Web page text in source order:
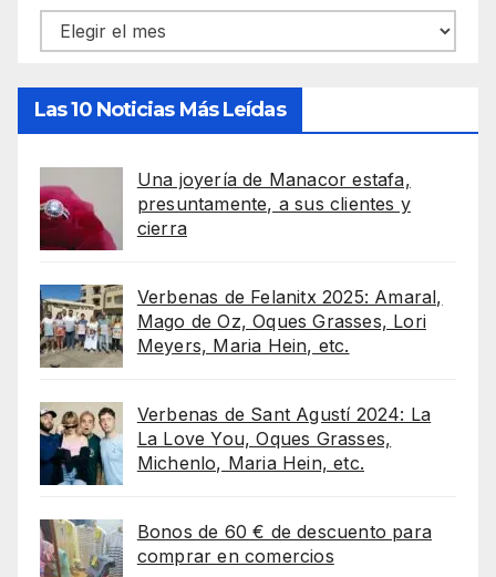
Archivos
Las 10 Noticias Más Leídas
Una joyería de Manacor estafa,
presuntamente, a sus clientes y
cierra
Verbenas de Felanitx 2025: Amaral,
Mago de Oz, Oques Grasses, Lori
Meyers, Maria Hein, etc.
Verbenas de Sant Agustí 2024: La
La Love You, Oques Grasses,
Michenlo, Maria Hein, etc.
Bonos de 60 € de descuento para
comprar en comercios